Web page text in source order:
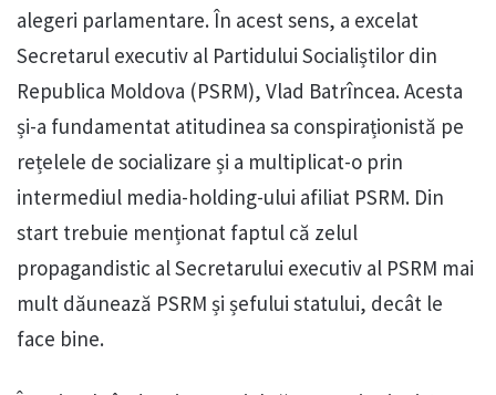
alegeri parlamentare. În acest sens, a excelat
Secretarul executiv al Partidului Socialiștilor din
Republica Moldova (PSRM), Vlad Batrîncea. Acesta
și-a fundamentat atitudinea sa conspiraționistă pe
rețelele de socializare și a multiplicat-o prin
intermediul media-holding-ului afiliat PSRM. Din
start trebuie menționat faptul că zelul
propagandistic al Secretarului executiv al PSRM mai
mult dăunează PSRM și șefului statului, decât le
face bine.